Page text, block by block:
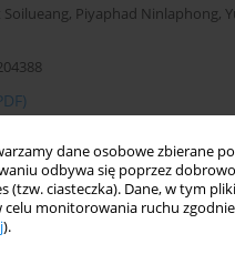
dane osobowe zbierane
odbywa się poprzez
(tzw. ciasteczka). Dane, w tym
celu monitorowania ruchu
).
, Piyaphad Ninlaphong,